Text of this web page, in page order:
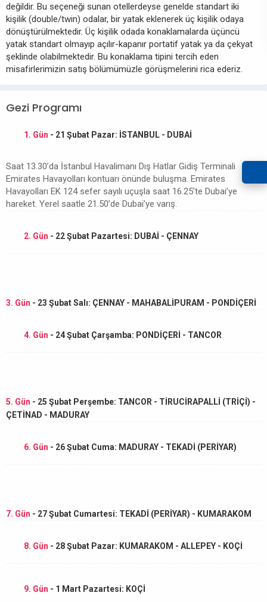
değildir. Bu seçeneği sunan otellerdeyse genelde standart iki
kişilik (double/twin) odalar, bir yatak eklenerek üç kişilik odaya
dönüştürülmektedir. Üç kişilik odada konaklamalarda üçüncü
yatak standart olmayıp açılır-kapanır portatif yatak ya da çekyat
şeklinde olabilmektedir. Bu konaklama tipini tercih eden
misafirlerimizin satış bölümümüzle görüşmelerini rica ederiz.
Gezi Programı
1. Gün - 21 Şubat Pazar: İSTANBUL - DUBAİ
Saat 13.30’da İstanbul Havalimanı Dış Hatlar Gidiş Terminali
Emirates Havayolları kontuarı önünde buluşma. Emirates
Havayolları EK 124 sefer sayılı uçuşla saat 16.25’te Dubai’ye
hareket. Yerel saatle 21.50’de Dubai’ye varış.
2. Gün - 22 Şubat Pazartesi: DUBAİ - ÇENNAY
3. Gün - 23 Şubat Salı: ÇENNAY - MAHABALİPURAM - PONDİÇERİ
4. Gün - 24 Şubat Çarşamba: PONDİÇERİ - TANCOR
5. Gün - 25 Şubat Perşembe: TANCOR - TİRUCİRAPALLİ (TRİÇİ) -
ÇETİNAD - MADURAY
6. Gün - 26 Şubat Cuma: MADURAY - TEKADİ (PERİYAR)
7. Gün - 27 Şubat Cumartesi: TEKADİ (PERİYAR) - KUMARAKOM
8. Gün - 28 Şubat Pazar: KUMARAKOM - ALLEPEY - KOÇİ
9. Gün - 1 Mart Pazartesi: KOÇİ